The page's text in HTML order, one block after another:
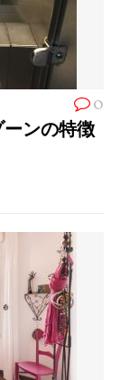
0
ンの特徴